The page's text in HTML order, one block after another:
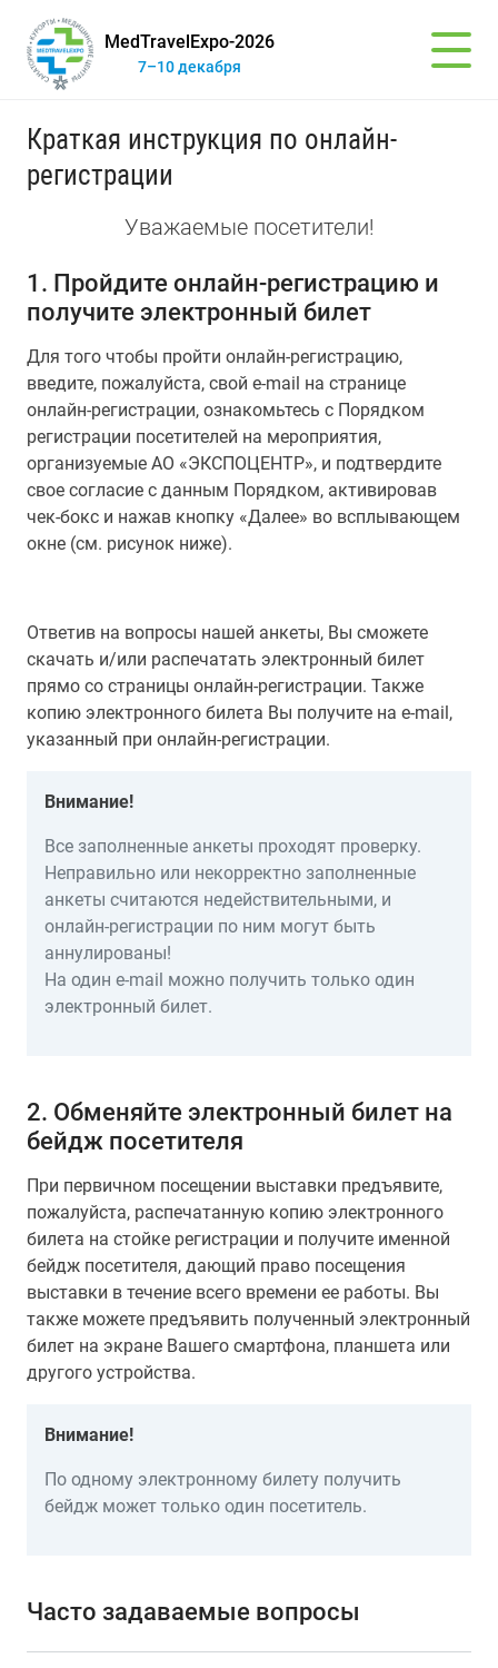
MedTravelExpo-2026
7–10 декабря
Краткая инструкция по онлайн-
регистрации
Уважаемые посетители!
1. Пройдите онлайн-регистрацию и
получите электронный билет
Для того чтобы пройти онлайн-регистрацию,
введите, пожалуйста, свой e-mail на странице
онлайн-регистрации, ознакомьтесь с Порядком
регистрации посетителей на мероприятия,
организуемые АО «ЭКСПОЦЕНТР», и подтвердите
свое согласие с данным Порядком, активировав
чек-бокс и нажав кнопку «Далее» во всплывающем
окне (см. рисунок ниже).
Ответив на вопросы нашей анкеты, Вы сможете
скачать и/или распечатать электронный билет
прямо со страницы онлайн-регистрации. Также
копию электронного билета Вы получите на e-mail,
указанный при онлайн-регистрации.
Внимание!
Все заполненные анкеты проходят проверку.
Неправильно или некорректно заполненные
анкеты считаются недействительными, и
онлайн-регистрации по ним могут быть
аннулированы!
На один e-mail можно получить только один
электронный билет.
2. Обменяйте электронный билет на
бейдж посетителя
При первичном посещении выставки предъявите,
пожалуйста, распечатанную копию электронного
билета на стойке регистрации и получите именной
бейдж посетителя, дающий право посещения
выставки в течение всего времени ее работы. Вы
также можете предъявить полученный электронный
билет на экране Вашего смартфона, планшета или
другого устройства.
Внимание!
По одному электронному билету получить
бейдж может только один посетитель.
Часто задаваемые вопросы